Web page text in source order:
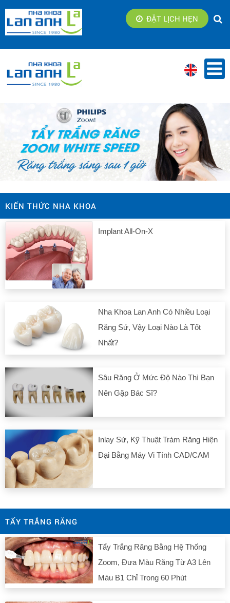
ĐẶT LỊCH HẸN
KIẾN THỨC NHA KHOA
Implant All-On-X
Nha Khoa Lan Anh Có Nhiều Loại
Răng Sứ, Vậy Loại Nào Là Tốt
Nhất?
Sâu Răng Ở Mức Độ Nào Thì Bạn
Nên Gặp Bác Sĩ?
Inlay Sứ, Kỹ Thuật Trám Răng Hiện
Đại Bằng Máy Vi Tính CAD/CAM
TẨY TRẮNG RĂNG
Tẩy Trắng Răng Bằng Hệ Thống
Zoom, Đưa Màu Răng Từ A3 Lên
Màu B1 Chỉ Trong 60 Phút